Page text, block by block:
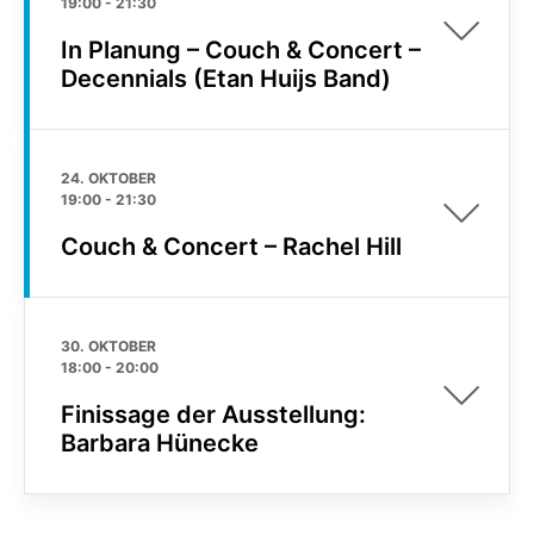
In Planung – Couch & Concert –
Decennials (Etan Huijs Band)
24. OKTOBER
19:00 - 21:30
Couch & Concert – Rachel Hill
30. OKTOBER
18:00 - 20:00
Finissage der Ausstellung:
Barbara Hünecke